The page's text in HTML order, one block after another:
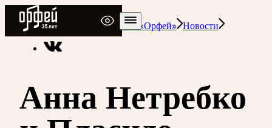
Радио Орфей
Радио классической музыки «Орфей» Новости
Анна Нетребко